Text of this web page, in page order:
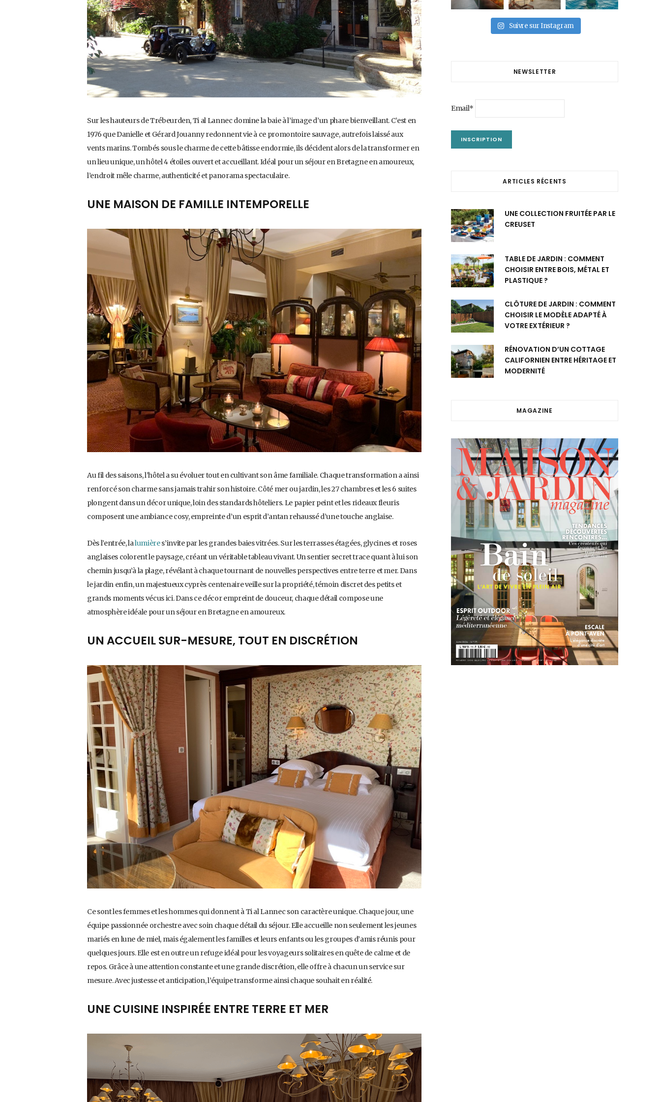
Sur les hauteurs de Trébeurden, Ti al Lannec domine la baie à l’image d’un phare bienveillant. C’est en
1976 que Danielle et Gérard Jouanny redonnent vie à ce promontoire sauvage, autrefois laissé aux
vents marins. Tombés sous le charme de cette bâtisse endormie, ils décident alors de la transformer en
un lieu unique, un hôtel 4 étoiles ouvert et accueillant. Idéal pour un séjour en Bretagne en amoureux,
l’endroit mêle charme, authenticité et panorama spectaculaire.
UNE MAISON DE FAMILLE INTEMPORELLE
Au fil des saisons, l’hôtel a su évoluer tout en cultivant son âme familiale. Chaque transformation a ainsi
renforcé son charme sans jamais trahir son histoire. Côté mer ou jardin, les 27 chambres et les 6 suites
plongent dans un décor unique, loin des standards hôteliers. Le papier peint et les rideaux fleuris
composent une ambiance cosy, empreinte d’un esprit d’antan rehaussé d’une touche anglaise.
Dès l’entrée, lalumières’invite par les grandes baies vitrées. Sur les terrasses étagées, glycines et roses
anglaises colorent le paysage, créant un véritable tableau vivant. Un sentier secret trace quant à lui son
chemin jusqu’à la plage, révélant à chaque tournant de nouvelles perspectives entre terre et mer. Dans
le jardin enfin, un majestueux cyprès centenaire veille sur la propriété, témoin discret des petits et
grands moments vécus ici. Dans ce décor empreint de douceur, chaque détail compose une
atmosphère idéale pour un séjour en Bretagne en amoureux.
UN ACCUEIL SUR-MESURE, TOUT EN DISCRÉTION
Ce sont les femmes et les hommes qui donnent à Ti al Lannec son caractère unique. Chaque jour, une
équipe passionnée orchestre avec soin chaque détail du séjour. Elle accueille non seulement les jeunes
mariés en lune de miel, mais également les familles et leurs enfants ou les groupes d’amis réunis pour
quelques jours. Elle est en outre un refuge idéal pour les voyageurs solitaires en quête de calme et de
repos. Grâce à une attention constante et une grande discrétion, elle offre à chacun un service sur
mesure. Avec justesse et anticipation, l’équipe transforme ainsi chaque souhait en réalité.
UNE CUISINE INSPIRÉE ENTRE TERRE ET MER
Suivre sur Instagram
NEWSLETTER
Email*
ARTICLES RÉCENTS
UNE COLLECTION FRUITÉE PAR LE
CREUSET
TABLE DE JARDIN : COMMENT
CHOISIR ENTRE BOIS, MÉTAL ET
PLASTIQUE ?
CLÔTURE DE JARDIN : COMMENT
CHOISIR LE MODÈLE ADAPTÉ À
VOTRE EXTÉRIEUR ?
RÉNOVATION D’UN COTTAGE
CALIFORNIEN ENTRE HÉRITAGE ET
MODERNITÉ
MAGAZINE